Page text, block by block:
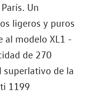
Un
ligeros y puros
al modelo XL1 -
de 270
superlativo de la
1199